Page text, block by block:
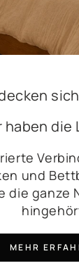
haben die
und
die ganze
MEHR